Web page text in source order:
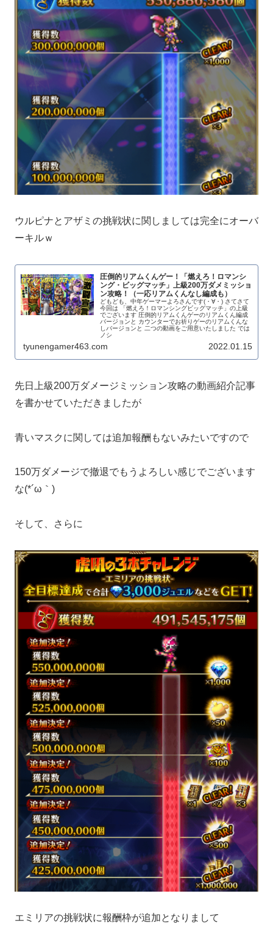
ウルピナとアザミの挑戦状に関しましては完全にオーバ
ーキルｗ
圧倒的リアムくんゲー！「燃えろ！ロマンシ
ング・ビッグマッチ」上級200万ダメミッショ
ン攻略！（一応リアムくんなし編成も）
どもども、中年ゲーマーよろさんです(・∀・) さてさて
今回は 「燃えろ！ロマンシングビッグマッチ」の上級
でございます 圧倒的リアムくんゲーのリアムくん編成
バージョンと カウンターでお祈りゲーのリアムくんな
しバージョンと 二つの動画をご用意いたしました では
ノシ
tyunengamer463.com 2022.01.15
先日上級200万ダメージミッション攻略の動画紹介記事
を書かせていただきましたが
青いマスクに関しては追加報酬もないみたいですので
150万ダメージで撤退でもうよろしい感じでございます
な(*´ω｀)
そして、さらに
エミリアの挑戦状に報酬枠が追加となりまして